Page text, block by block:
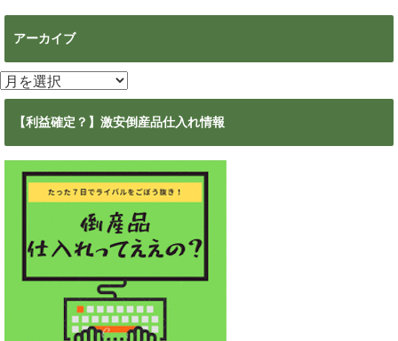
アーカイブ
ア
ー
【利益確定？】激安倒産品仕入れ情報